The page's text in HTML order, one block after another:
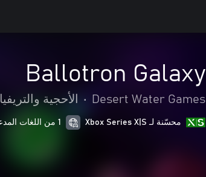
Ballotron Galaxy
Desert Water Games
• الأحجية والتريفيا
محسّنة لـ Xbox Series X|S 1 من اللغات المدعمة